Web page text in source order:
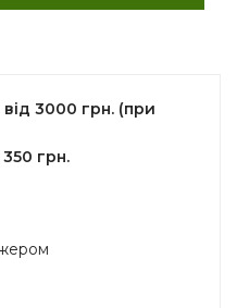
3000 грн. (при
грн.